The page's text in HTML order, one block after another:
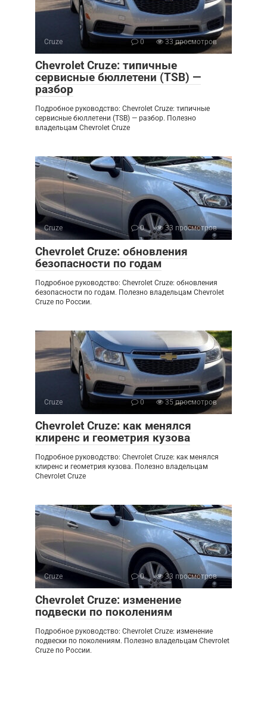
Cruze 0 33 просмотров
Chevrolet Cruze: типичные
сервисные бюллетени (TSB) —
разбор
Подробное руководство: Chevrolet Cruze: типичные
сервисные бюллетени (TSB) — разбор. Полезно
владельцам Chevrolet Cruze
Cruze 0 33 просмотров
Chevrolet Cruze: обновления
безопасности по годам
Подробное руководство: Chevrolet Cruze: обновления
безопасности по годам. Полезно владельцам Chevrolet
Cruze по России.
Cruze 0 35 просмотров
Chevrolet Cruze: как менялся
клиренс и геометрия кузова
Подробное руководство: Chevrolet Cruze: как менялся
клиренс и геометрия кузова. Полезно владельцам
Chevrolet Cruze
Cruze 0 33 просмотров
Chevrolet Cruze: изменение
подвески по поколениям
Подробное руководство: Chevrolet Cruze: изменение
подвески по поколениям. Полезно владельцам Chevrolet
Cruze по России.